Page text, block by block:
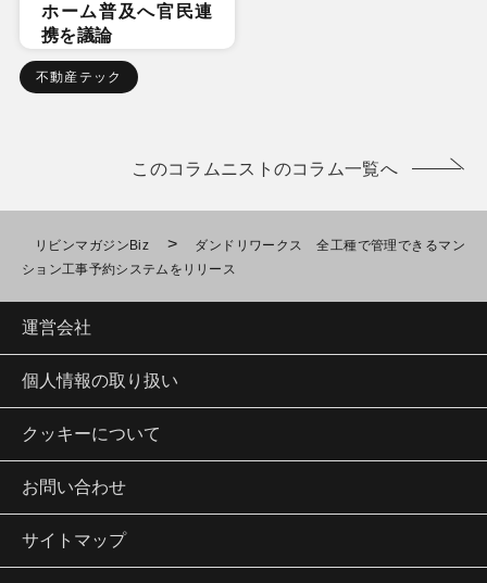
ホーム普及へ官民連
携を議論
不動産テック
このコラムニストのコラム一覧へ
リビンマガジンBiz >
ダンドリワークス 全工種で管理できるマン
ション工事予約システムをリリース
運営会社
個人情報の取り扱い
クッキーについて
お問い合わせ
サイトマップ